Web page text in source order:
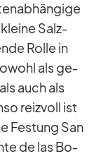
kleine Salz­
Rolle in
als ge­
auch als
reiz­voll ist
Fes­tung San
de las Bo­